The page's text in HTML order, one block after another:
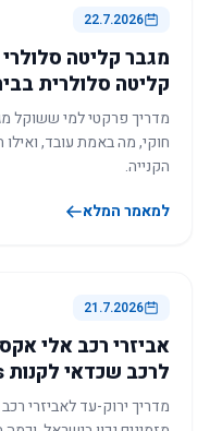
22.7.2026
קליטה סלולרית
מדריך פרקטי למי ששוקל
חוקי, מה באמת עובד, ואילו
הקנייה.
למאמר המלא
21.7.2026
אביזרי רכב אלי
לרכב שכדאי לקנות on Aliexpress
מדריך ירוק-עד לאביזרי